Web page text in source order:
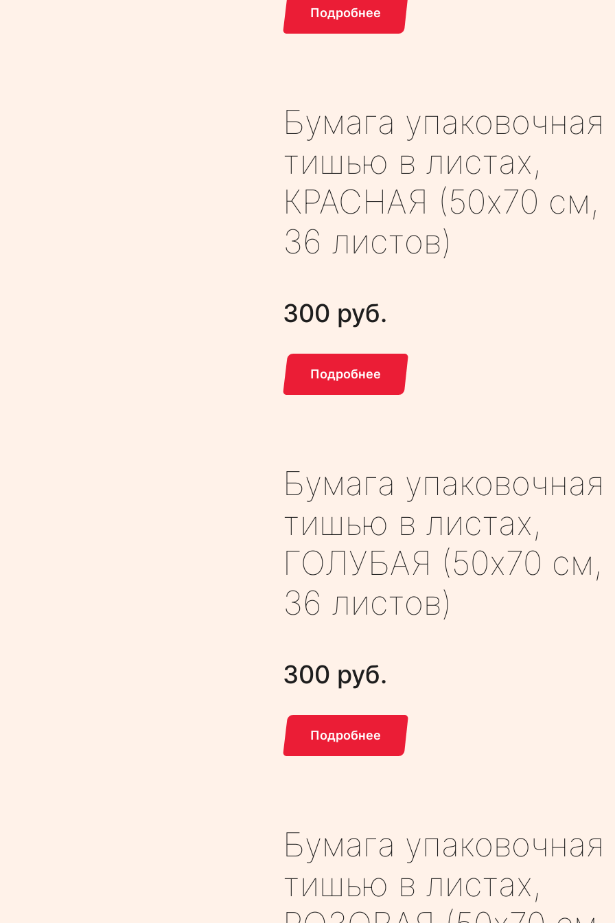
Подробнее
Бумага упаковочная
тишью в листах,
КРАСНАЯ (50х70 см,
36 листов)
300 руб.
Подробнее
Бумага упаковочная
тишью в листах,
ГОЛУБАЯ (50х70 см,
36 листов)
300 руб.
Подробнее
Бумага упаковочная
тишью в листах,